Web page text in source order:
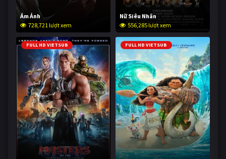
Ám Ảnh
728,721 lượt xem
Nữ Siêu Nhân
556,285 lượt xem
FULL HD VIETSUB FULL HD VIETSUB